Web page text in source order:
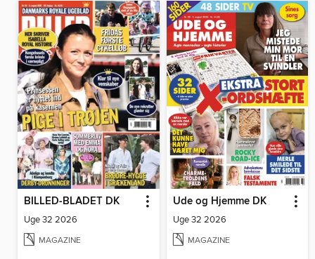
BILLED-BLADET DK
Uge 32 2026
MAGAZINE
Ude og Hjemme DK
Uge 32 2026
MAGAZINE